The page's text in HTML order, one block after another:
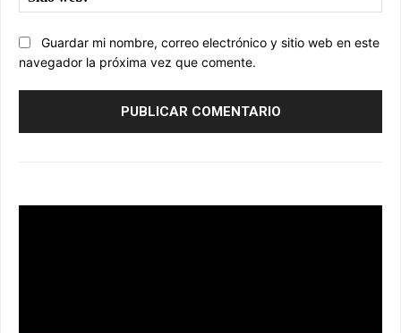
Guardar mi nombre, correo electrónico y sitio web en este
navegador la próxima vez que comente.